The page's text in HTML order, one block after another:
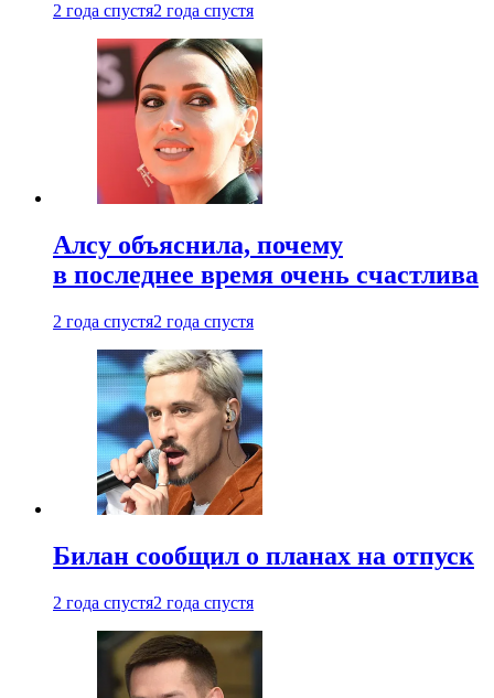
2 года спустя2 года спустя
Алсу объяснила, почему
в последнее время очень счастлива
2 года спустя2 года спустя
Билан сообщил о планах на отпуск
2 года спустя2 года спустя